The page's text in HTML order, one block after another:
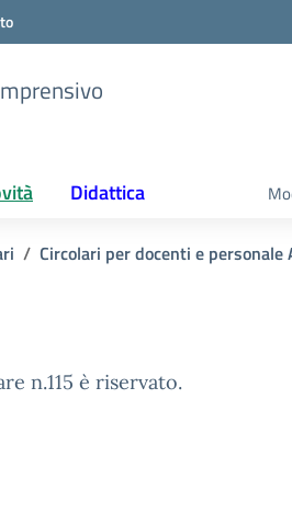
Didattica
Circolari per docenti e personale
n.115 è riservato.